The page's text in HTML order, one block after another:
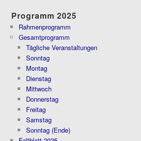
Programm 2025
Rahmenprogramm
Gesamtprogramm
Tägliche Veranstaltungen
Sonntag
Montag
Dienstag
Mittwoch
Donnerstag
Freitag
Samstag
Sonntag (Ende)